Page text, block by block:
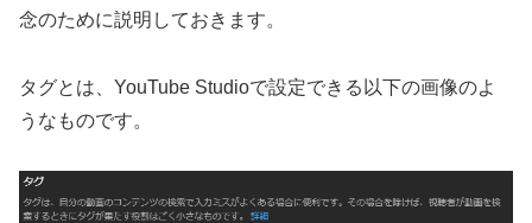
念のために説明しておきます。
タグとは、YouTube Studioで設定できる以下の画像のよ
うなものです。